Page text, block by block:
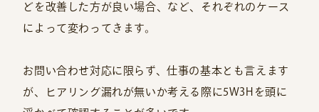
どを改善した方が良い場合、など、それぞれのケース
によって変わってきます。
お問い合わせ対応に限らず、仕事の基本とも言えます
が、ヒアリング漏れが無いか考える際に5W3Hを頭に